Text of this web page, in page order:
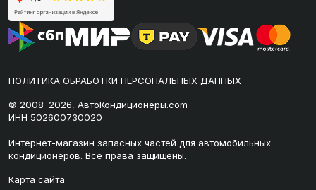
ПОЛИТИКА ОБРАБОТКИ ПЕРСОНАЛЬНЫХ ДАННЫХ
© 2008–2026, АвтоКондиционеры.com
ИНН 502600730020
Интернет-магазин запасных частей для автомобильных
кондиционеров. Все права защищены.
Карта сайта